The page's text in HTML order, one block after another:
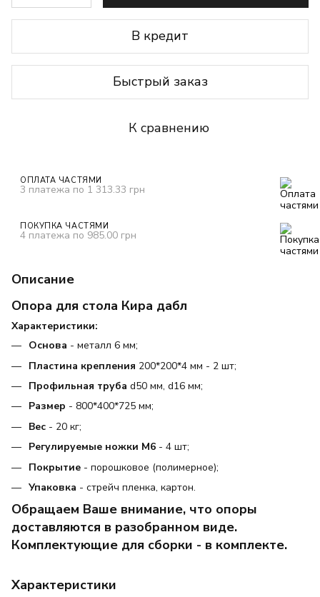
В кредит
Быстрый заказ
К сравнению
ОПЛАТА ЧАСТЯМИ
3 платежа по 1 313.33 грн
ПОКУПКА ЧАСТЯМИ
4 платежа по 985.00 грн
Описание
Опора для стола Кира дабл
Характеристики:
Основа - металл 6 мм;
Пластина крепления 200*200*4 мм - 2 шт;
Профильная труба d50 мм, d16 мм;
Размер - 800*400*725 мм;
Вес - 20 кг;
Регулируемые ножки М6 - 4 шт;
Покрытие - порошковое (полимерное);
Упаковка - стрейч пленка, картон.
Обращаем Ваше внимание, что опоры
доставляются в разобранном виде.
Комплектующие для сборки - в комплекте.
Характеристики